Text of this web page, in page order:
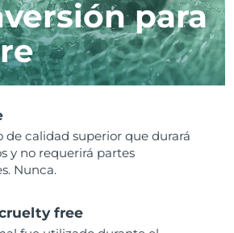
para
de calidad superior que durará
y no requerirá partes
Nunca.
free